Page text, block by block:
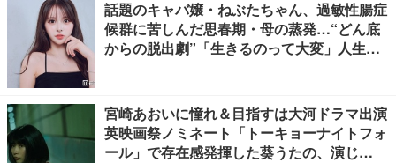
話題のキャバ嬢・ねぶたちゃん、過敏性腸症
候群に苦しんだ思春期・母の蒸発…“どん底
からの脱出劇”「生きるのって大変」人生変
宮崎あおいに憧れ＆目指すは大河ドラマ出演
英映画祭ノミネート「トーキョーナイトフォ
ール」で存在感発揮した葵うたの、演じ